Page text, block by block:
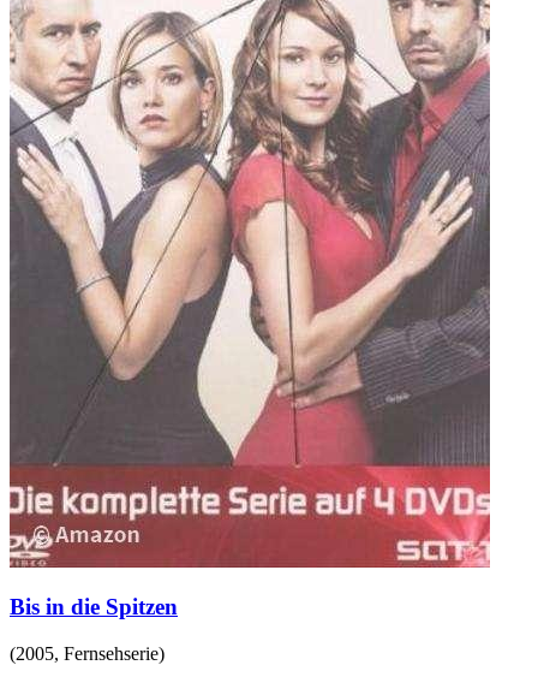
Bis in die Spitzen
(2005, Fernsehserie)